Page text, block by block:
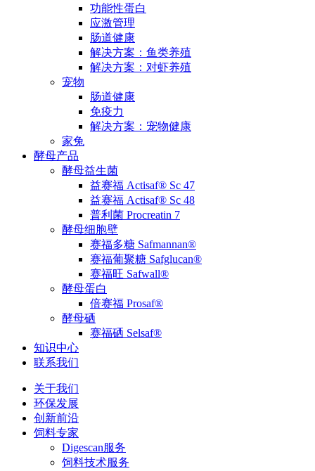
功能性蛋白
应激管理
肠道健康
解决方案：鱼类养殖
解决方案：对虾养殖
宠物
肠道健康
免疫力
解决方案：宠物健康
家兔
酵母产品
酵母益生菌
益赛福 Actisaf® Sc 47
益赛福 Actisaf® Sc 48
普利菌 Procreatin 7
酵母细胞壁
赛福多糖 Safmannan®
赛福葡聚糖 Safglucan®
赛福旺 Safwall®
酵母蛋白
倍赛福 Prosaf®
酵母硒
赛福硒 Selsaf®
知识中心
联系我们
关于我们
环保发展
创新前沿
饲料专家
Digescan服务
饲料技术服务